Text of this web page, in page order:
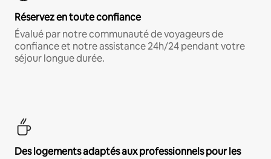
Réservez en toute confiance
Évalué par notre communauté de voyageurs de
confiance et notre assistance 24h/24 pendant votre
séjour longue durée.
Des logements adaptés aux professionnels pour les